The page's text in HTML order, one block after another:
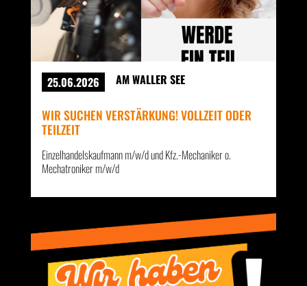
25.06.2026 AM WALLER SEE
WIR SUCHEN VERSTÄRKUNG! VOLLZEIT ODER
TEILZEIT
Einzelhandelskaufmann m/w/d und Kfz.-Mechaniker o.
Mechatroniker m/w/d